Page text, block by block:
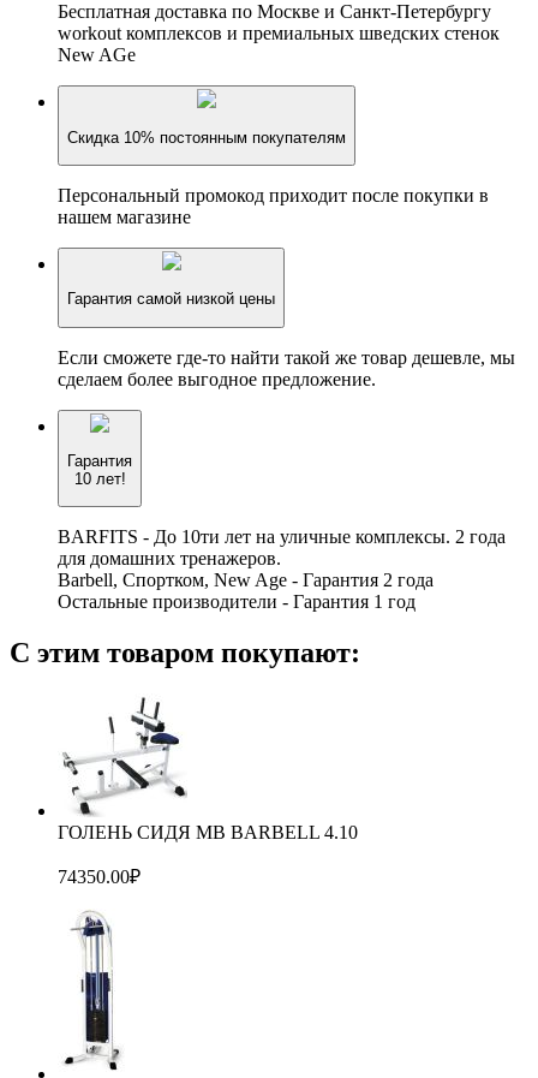
Бесплатная доставка по Москве и Санкт-Петербургу
workout комплексов и премиальных шведских стенок
New AGe
Скидка 10% постоянным покупателям
Персональный промокод приходит после покупки в
нашем магазине
Гарантия самой низкой цены
Если сможете где-то найти такой же товар дешевле, мы
сделаем более выгодное предложение.
Гарантия
10 лет!
BARFITS - До 10ти лет на уличные комплексы. 2 года
для домашних тренажеров.
Barbell, Спортком, New Age - Гарантия 2 года
Остальные производители - Гарантия 1 год
С этим товаром покупают:
ГОЛЕНЬ СИДЯ МВ BARBELL 4.10
74350.00₽